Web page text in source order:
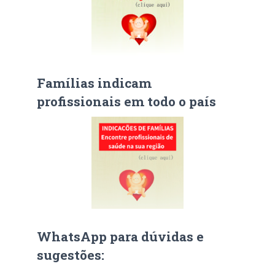
Famílias indicam
profissionais em todo o país
WhatsApp para dúvidas e
sugestões: